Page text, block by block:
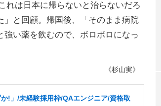
は日本に帰らないと治らないだろ
」と回顧。帰国後、「そのまま病院
い薬を飲むので、ボロボロになっ
《杉山実》
か!」/未経験採用枠/QAエンジニア/資格取